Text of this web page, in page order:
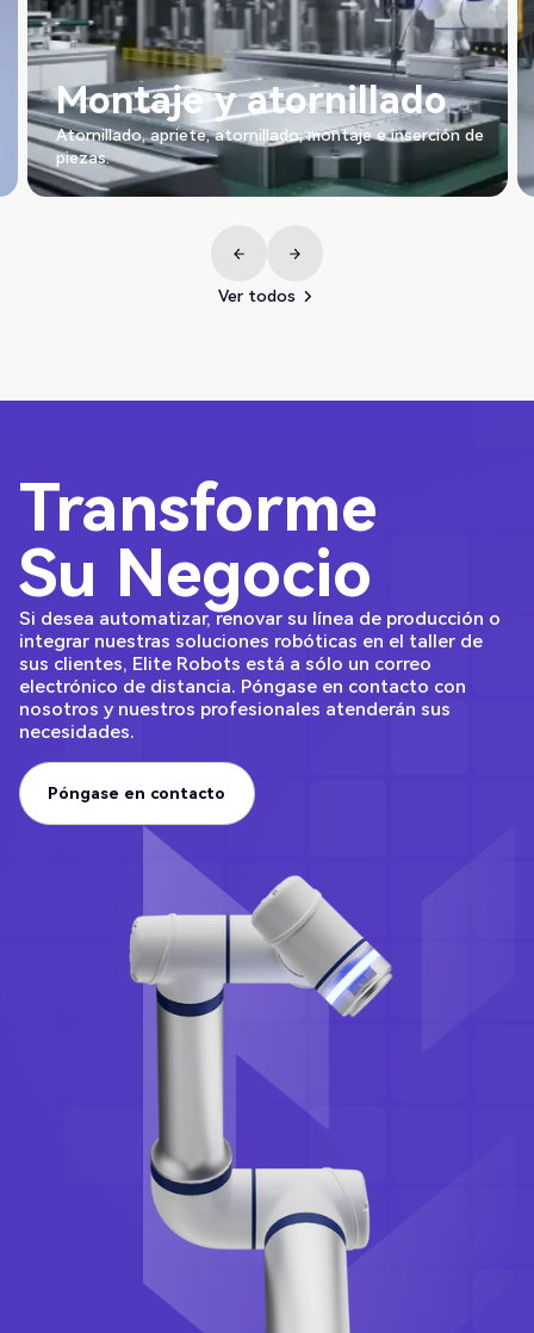
Montaje y atornillado
Atornillado, apriete, atornillado, montaje e inserción de
piezas.
Ver todos
Transforme
Su Negocio
Si desea automatizar, renovar su línea de producción o
integrar nuestras soluciones robóticas en el taller de
sus clientes, Elite Robots está a sólo un correo
electrónico de distancia. Póngase en contacto con
nosotros y nuestros profesionales atenderán sus
necesidades.
Póngase en contacto
Póngase en contacto